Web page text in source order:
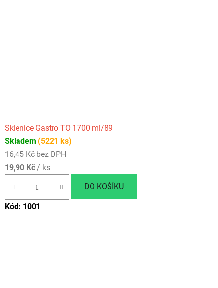
Sklenice Gastro TO 1700 ml/89
Skladem (5221 ks)
16,45 Kč bez DPH
19,90 Kč / ks
DO KOŠÍKU
Kód: 1001